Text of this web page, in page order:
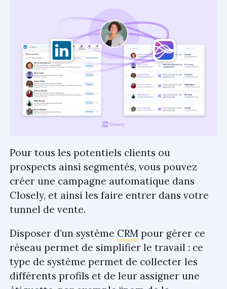
Pour tous les potentiels clients ou
prospects ainsi segmentés, vous pouvez
créer une campagne automatique dans
Closely, et ainsi les faire entrer dans votre
tunnel de vente.
Disposer d’un système CRM pour gérer ce
réseau permet de simplifier le travail : ce
type de système permet de collecter les
différents profils et de leur assigner une